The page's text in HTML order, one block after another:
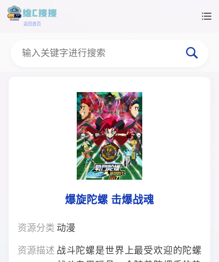
返回首页
爆旋陀螺 击爆战魂
资源分类 动漫
资源描述 战斗陀螺是世界上最受欢迎的陀螺